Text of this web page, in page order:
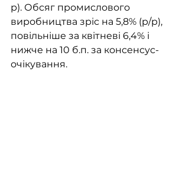
р). Обсяг промислового
виробництва зріс на 5,8% (р/р),
повільніше за квітневі 6,4% і
нижче на 10 б.п. за консенсус-
очікування.